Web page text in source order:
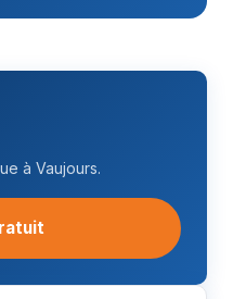
à Vaujours.